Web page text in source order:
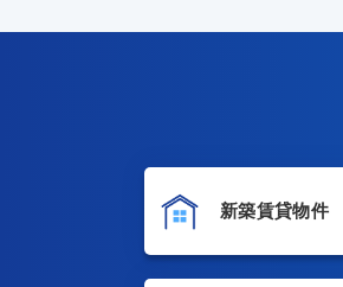
新築賃貸物件